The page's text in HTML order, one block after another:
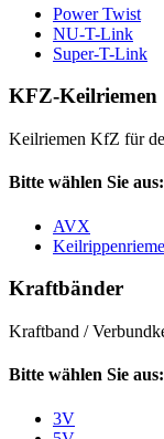
Power Twist
NU-T-Link
Super-T-Link
KFZ-Keilriemen
Keilriemen KfZ für
Bitte wählen Sie aus:
AVX
Kraftbänder
Kraftband /
Bitte wählen Sie aus:
3V